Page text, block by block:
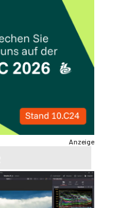
Anzeige